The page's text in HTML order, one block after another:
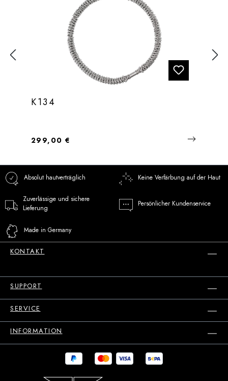
K134
Regulärer Preis:
299,00 €
Absolut hautverträglich Keine Verfärbung auf der Haut
Zuverlässige und sichere
Lieferung
Persönlicher Kundenservice
Made in Germany
KONTAKT
SUPPORT
SERVICE
INFORMATION